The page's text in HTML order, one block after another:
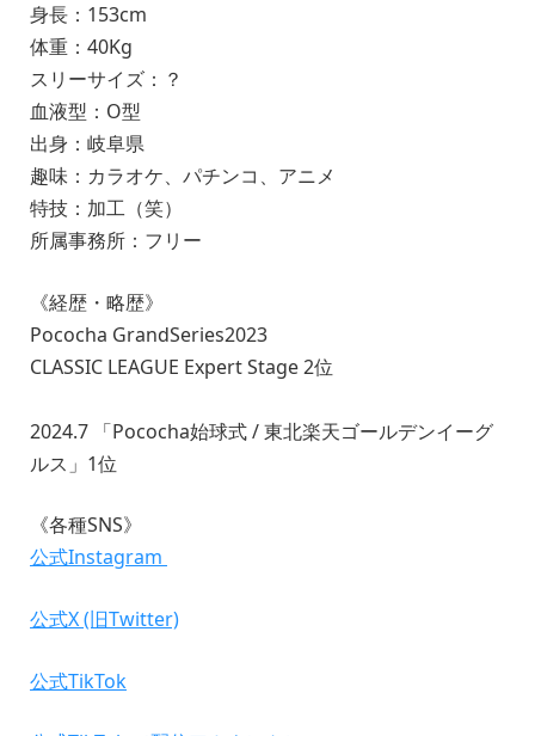
身長：153cm
体重：40Kg
スリーサイズ：？
血液型：O型
出身：岐阜県
趣味：カラオケ、パチンコ、アニメ
特技：加工（笑）
所属事務所：フリー
《経歴・略歴》
Pococha GrandSeries2023
CLASSIC LEAGUE Expert Stage 2位
2024.7 「Pococha始球式 / 東北楽天ゴールデンイーグ
ルス」1位
《各種SNS》
公式Instagram
公式X (旧Twitter)
公式TikTok